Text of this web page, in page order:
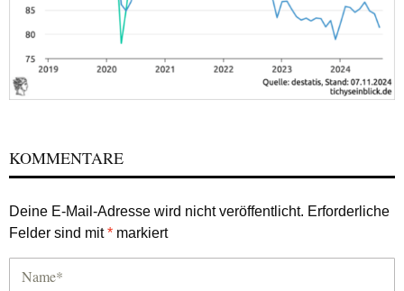
KOMMENTARE
Deine E-Mail-Adresse wird nicht veröffentlicht. Erforderliche
Felder sind mit* markiert